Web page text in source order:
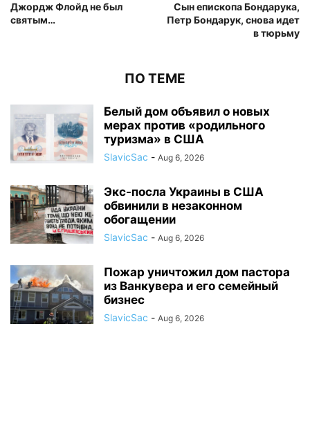
Джордж Флойд не был
святым…
Сын епископа Бондарука,
Петр Бондарук, снова идет
в тюрьму
ПО ТЕМЕ
Белый дом объявил о новых
мерах против «родильного
туризма» в США
SlavicSac - Aug 6, 2026
Экс-посла Украины в США
обвинили в незаконном
обогащении
SlavicSac - Aug 6, 2026
Пожар уничтожил дом пастора
из Ванкувера и его семейный
бизнес
SlavicSac - Aug 6, 2026